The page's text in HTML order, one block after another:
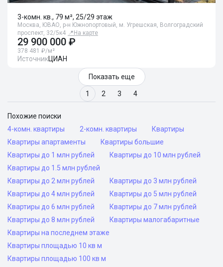
3-комн. кв., 79 м², 25/29 этаж
Москва, ЮВАО, р-н Южнопортовый, м. Угрешская, Волгоградский
проспект, 32/5к4 📍 На карте
29 900 000 ₽
378 481 ₽/м²
ИсточникЦИАН
Показать еще
1 2 3 4
Похожие поиски
4-комн. квартиры
2-комн. квартиры
Квартиры
Квартиры апартаменты
Квартиры большие
Квартиры до 1 млн рублей
Квартиры до 10 млн рублей
Квартиры до 1.5 млн рублей
Квартиры до 2 млн рублей
Квартиры до 3 млн рублей
Квартиры до 4 млн рублей
Квартиры до 5 млн рублей
Квартиры до 6 млн рублей
Квартиры до 7 млн рублей
Квартиры до 8 млн рублей
Квартиры малогабаритные
Квартиры на последнем этаже
Квартиры площадью 10 кв м
Квартиры площадью 100 кв м